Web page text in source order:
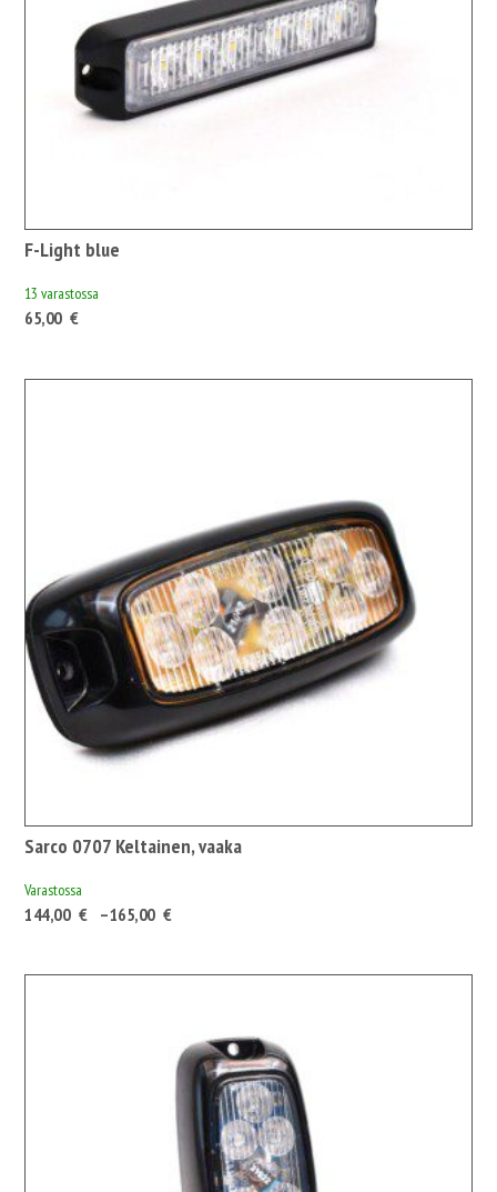
F-Light blue
13 varastossa
65,00 €
Sarco 0707 Keltainen, vaaka
Varastossa
144,00 € –165,00 €